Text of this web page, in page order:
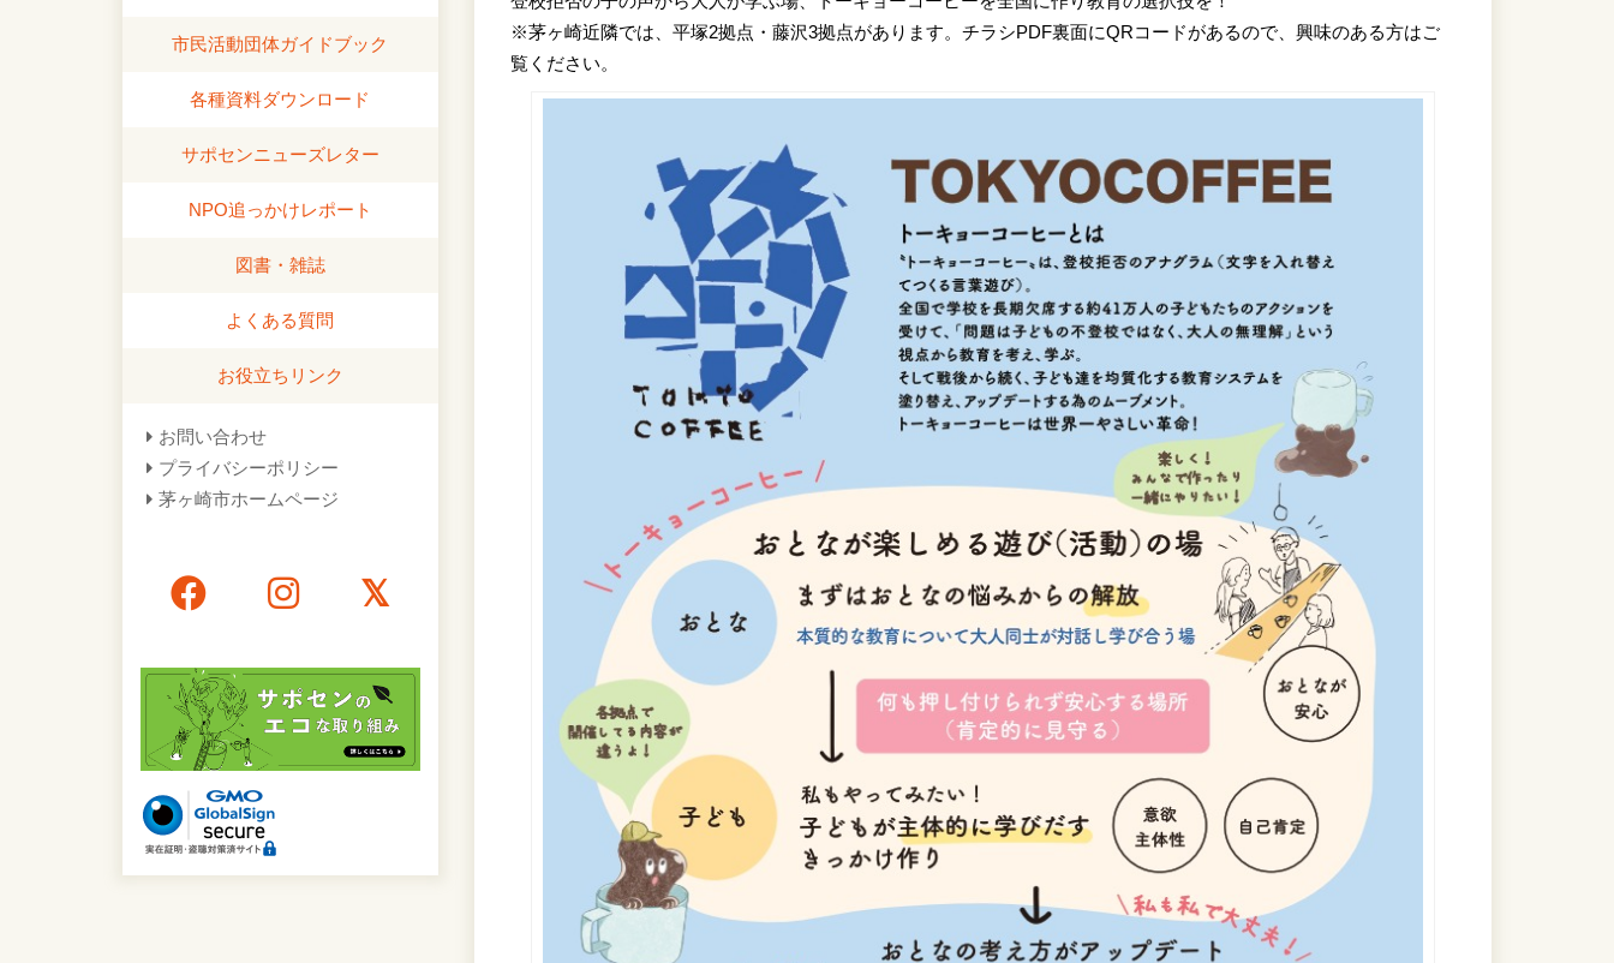
※茅ヶ崎近隣では、平塚2拠点・藤沢3拠点があります。チラシPDF裏面にQRコードがあるので、興味のある方はご
覧ください。
市民活動団体ガイドブック
各種資料ダウンロード
サポセンニューズレター
NPO追っかけレポート
図書・雑誌
よくある質問
お役立ちリンク
お問い合わせ
プライバシーポリシー
茅ヶ崎市ホームページ